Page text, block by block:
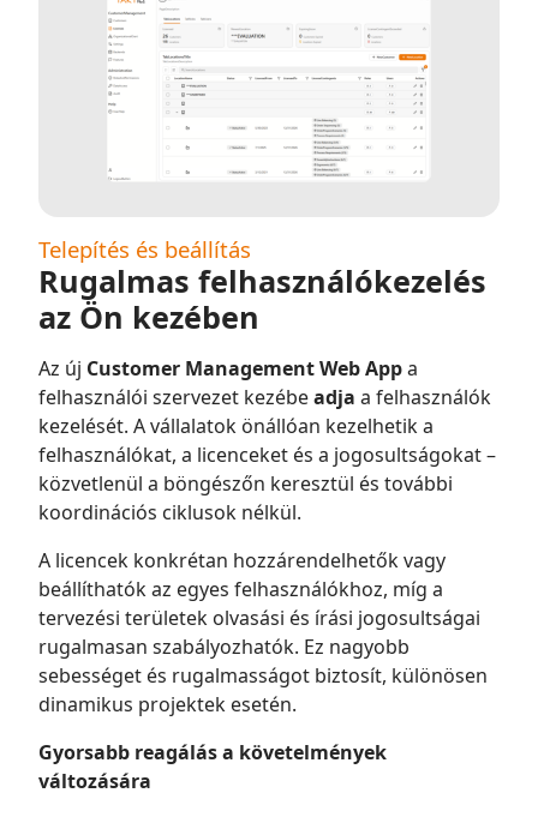
Telepítés és beállítás
Rugalmas felhasználókezelés
az Ön kezében
Az új Customer Management Web Appa
felhasználói szervezet kezébeadja a felhasználók
kezelését. A vállalatok önállóan kezelhetik a
felhasználókat, a licenceket és a jogosultságokat –
közvetlenül a böngészőn keresztül és további
koordinációs ciklusok nélkül.
A licencek konkrétan hozzárendelhetők vagy
beállíthatók az egyes felhasználókhoz, míg a
tervezési területek olvasási és írási jogosultságai
rugalmasan szabályozhatók. Ez nagyobb
sebességet és rugalmasságot biztosít, különösen
dinamikus projektek esetén.
Gyorsabb reagálás a követelmények
változására